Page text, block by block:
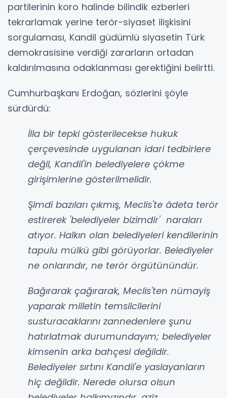
partilerinin koro halinde bilindik ezberleri
tekrarlamak yerine terör-siyaset ilişkisini
sorgulaması, Kandil güdümlü siyasetin Türk
demokrasisine verdiği zararların ortadan
kaldırılmasına odaklanması gerektiğini belirtti.
Cumhurbaşkanı Erdoğan, sözlerini şöyle
sürdürdü:
İlla bir tepki gösterilecekse hukuk
çerçevesinde uygulanan idari tedbirlere
değil, Kandil'in belediyelere çökme
girişimlerine gösterilmelidir.
Şimdi bazıları çıkmış, Meclis'te âdeta terör
estirerek 'belediyeler bizimdir' naraları
atıyor. Halkın olan belediyeleri kendilerinin
tapulu mülkü gibi görüyorlar. Belediyeler
ne onlarındır, ne terör örgütünündür.
Bağırarak çağırarak, Meclis'ten nümayiş
yaparak milletin temsilcilerini
susturacaklarını zannedenlere şunu
hatırlatmak durumundayım; belediyeler
kimsenin arka bahçesi değildir.
Belediyeler sırtını Kandil'e yaslayanların
hiç değildir. Nerede olursa olsun